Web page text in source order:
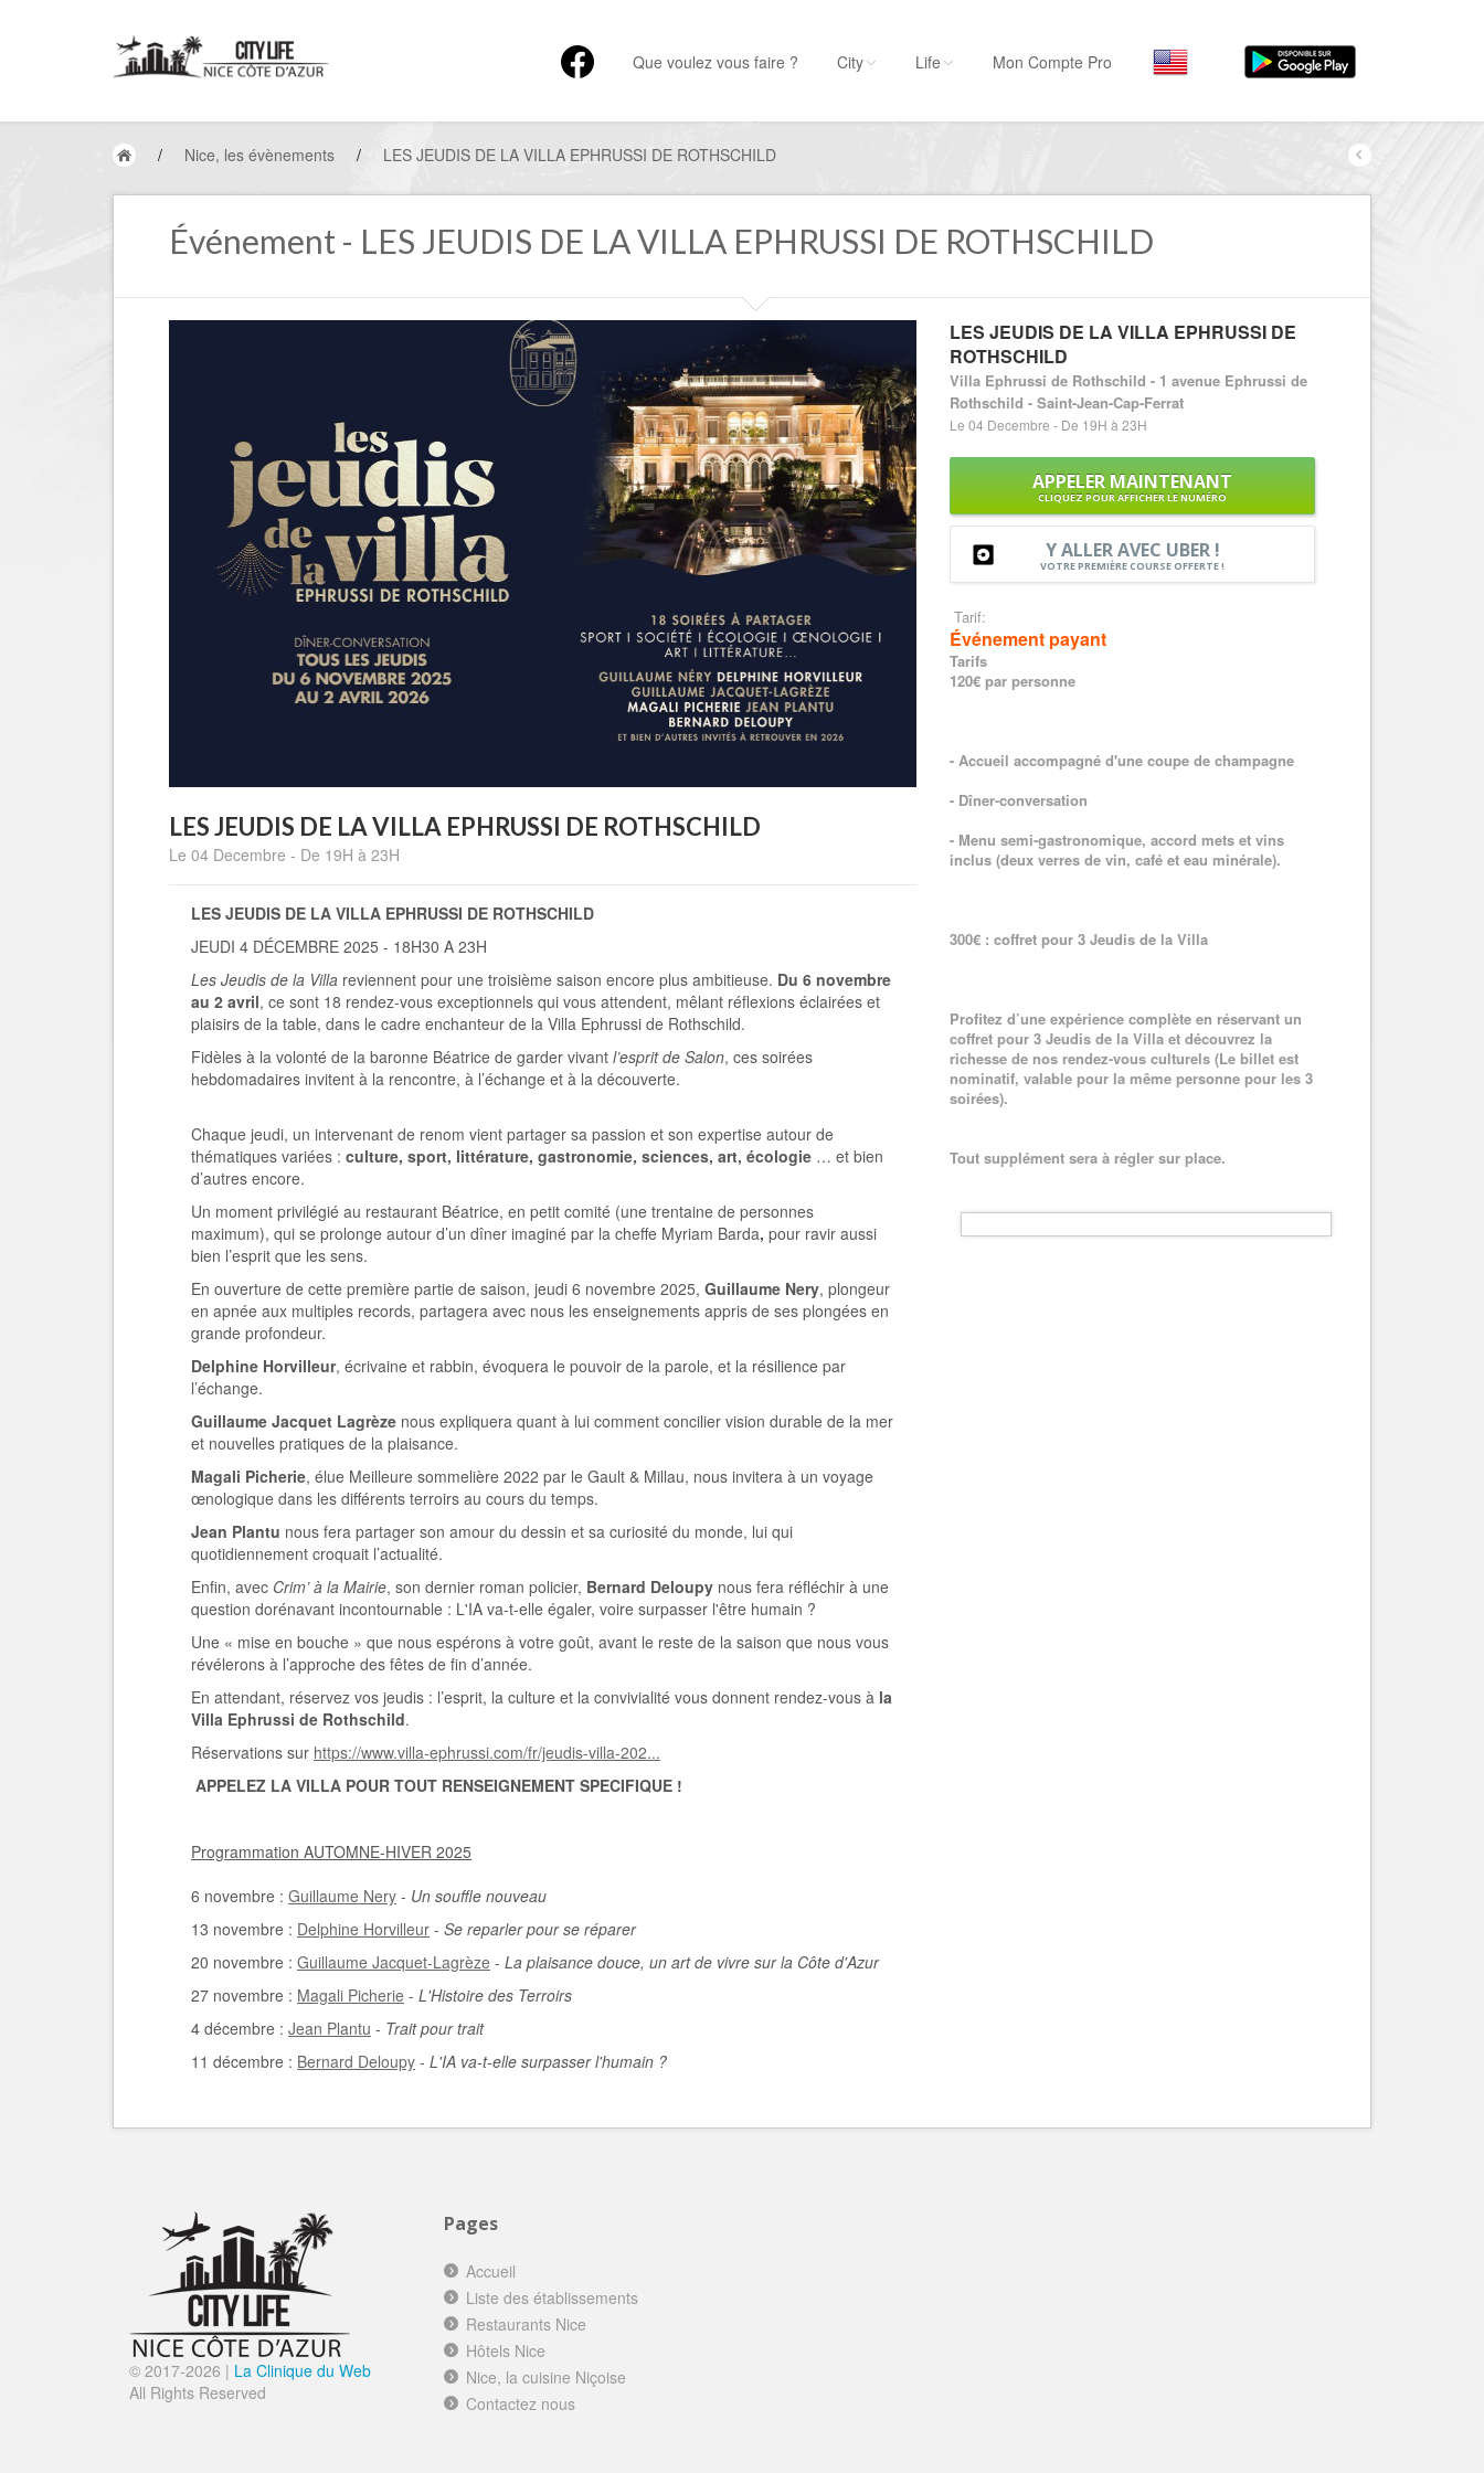
Que voulez vous faire ?
Séjourner
Sortir
Commerces
Mode, ...
Loisirs
Plages, sports, ...
Services
Tourisme, ...
Par quartiers
Nice Promenade des
Nice la plaine du Var
Nice le Carré d’Or
City Life Mon Compte Pro
/ Nice, les évènements / LES JEUDIS DE LA VILLA EPHRUSSI DE ROTHSCHILD
Événement - LES JEUDIS DE LA VILLA EPHRUSSI DE ROTHSCHILD
LES JEUDIS DE LA VILLA EPHRUSSI DE ROTHSCHILD
Le 04 Decembre - De 19H à 23H
LES JEUDIS DE LA VILLA EPHRUSSI DE ROTHSCHILD
JEUDI 4 DÉCEMBRE 2025 - 18H30 A 23H
Les Jeudis de la Villa reviennent pour une troisième saison encore plus ambitieuse. Du 6 novembre
au 2 avril, ce sont 18 rendez-vous exceptionnels qui vous attendent, mêlant réflexions éclairées et
plaisirs de la table, dans le cadre enchanteur de la Villa Ephrussi de Rothschild.
Fidèles à la volonté de la baronne Béatrice de garder vivant l’esprit de Salon, ces soirées
hebdomadaires invitent à la rencontre, à l’échange et à la découverte.
Chaque jeudi, un intervenant de renom vient partager sa passion et son expertise autour de
thématiques variées : culture, sport, littérature, gastronomie, sciences, art, écologie … et bien
d’autres encore.
Un moment privilégié au restaurant Béatrice, en petit comité (une trentaine de personnes
maximum), qui se prolonge autour d’un dîner imaginé par la cheffe Myriam Barda, pour ravir aussi
bien l’esprit que les sens.
En ouverture de cette première partie de saison, jeudi 6 novembre 2025, Guillaume Nery, plongeur
en apnée aux multiples records, partagera avec nous les enseignements appris de ses plongées en
grande profondeur.
Delphine Horvilleur, écrivaine et rabbin, évoquera le pouvoir de la parole, et la résilience par
l’échange.
Guillaume Jacquet Lagrèze nous expliquera quant à lui comment concilier vision durable de la mer
et nouvelles pratiques de la plaisance.
Magali Picherie, élue Meilleure sommelière 2022 par le Gault & Millau, nous invitera à un voyage
œnologique dans les différents terroirs au cours du temps.
Jean Plantu nous fera partager son amour du dessin et sa curiosité du monde, lui qui
quotidiennement croquait l’actualité.
Enfin, avec Crim’ à la Mairie, son dernier roman policier, Bernard Deloupy nous fera réfléchir à une
question dorénavant incontournable : L'IA va-t-elle égaler, voire surpasser l'être humain ?
Une « mise en bouche » que nous espérons à votre goût, avant le reste de la saison que nous vous
révélerons à l’approche des fêtes de fin d’année.
En attendant, réservez vos jeudis : l’esprit, la culture et la convivialité vous donnent rendez-vous à la
Villa Ephrussi de Rothschild.
Réservations sur https://www.villa-ephrussi.com/fr/jeudis-villa-202...
APPELEZ LA VILLA POUR TOUT RENSEIGNEMENT SPECIFIQUE !
Programmation AUTOMNE-HIVER 2025
6 novembre : Guillaume Nery - Un souffle nouveau
13 novembre : Delphine Horvilleur - Se reparler pour se réparer
20 novembre : Guillaume Jacquet-Lagrèze - La plaisance douce, un art de vivre sur la Côte d'Azur
27 novembre : Magali Picherie - L'Histoire des Terroirs
4 décembre : Jean Plantu - Trait pour trait
11 décembre : Bernard Deloupy - L'IA va-t-elle surpasser l'humain ?
LES JEUDIS DE LA VILLA EPHRUSSI DE
ROTHSCHILD
Villa Ephrussi de Rothschild - 1 avenue Ephrussi de
Rothschild - Saint-Jean-Cap-Ferrat
Le 04 Decembre - De 19H à 23H
APPELER MAINTENANT
CLIQUEZ POUR AFFICHER LE NUMÉRO
Y ALLER AVEC UBER !
VOTRE PREMIÈRE COURSE OFFERTE !
Tarif:
Événement payant
Tarifs
120€ par personne
- Accueil accompagné d'une coupe de champagne
- Dîner-conversation
- Menu semi-gastronomique, accord mets et vins
inclus (deux verres de vin, café et eau minérale).
300€ : coffret pour 3 Jeudis de la Villa
Profitez d’une expérience complète en réservant un
coffret pour 3 Jeudis de la Villa et découvrez la
richesse de nos rendez-vous culturels (Le billet est
nominatif, valable pour la même personne pour les 3
soirées).
Tout supplément sera à régler sur place.
© 2017-2026 | La Clinique du Web
All Rights Reserved
Pages
Accueil
Liste des établissements
Restaurants Nice
Hôtels Nice
Nice, la cuisine Niçoise
Contactez nous